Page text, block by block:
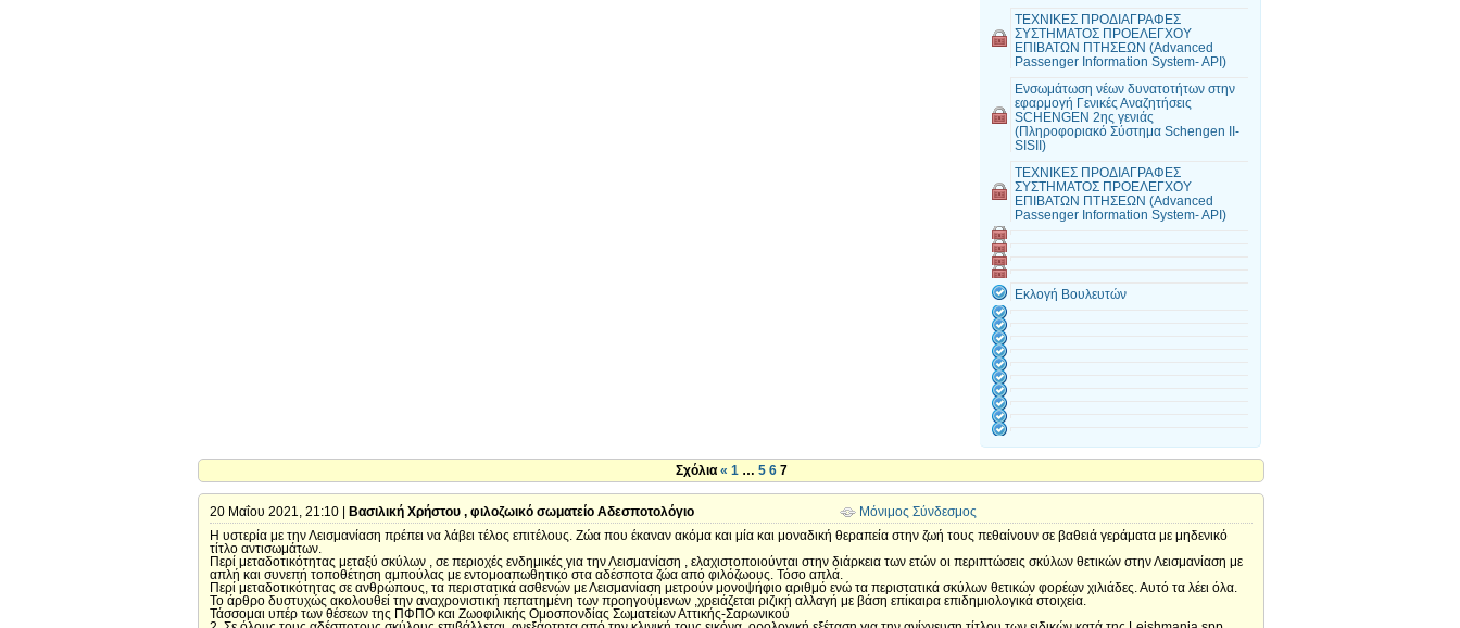
ΤΕΧΝΙΚΕΣ ΠΡΟΔΙΑΓΡΑΦΕΣ
ΣΥΣΤΗΜΑΤΟΣ ΠΡΟΕΛΕΓΧΟΥ
ΕΠΙΒΑΤΩΝ ΠΤΗΣΕΩΝ (Advanced
Passenger Information System- API)
Ενσωμάτωση νέων δυνατοτήτων στην
εφαρμογή Γενικές Αναζητήσεις
SCHENGEN 2ης γενιάς
(Πληροφοριακό Σύστημα Schengen II-
SISII)
ΤΕΧΝΙΚΕΣ ΠΡΟΔΙΑΓΡΑΦΕΣ
ΣΥΣΤΗΜΑΤΟΣ ΠΡΟΕΛΕΓΧΟΥ
ΕΠΙΒΑΤΩΝ ΠΤΗΣΕΩΝ (Advanced
Passenger Information System- API)
Εκλογή Βουλευτών
Σχόλια « 1 … 5 6 7
20 Μαΐου 2021, 21:10 | Βασιλική Χρήστου , φιλοζωικό σωματείο Αδεσποτολόγιο
Μόνιμος Σύνδεσμος
Η υστερία με την Λεισμανίαση πρέπει να λάβει τέλος επιτέλους. Ζώα που έκαναν ακόμα και μία και μοναδική θεραπεία στην ζωή τους πεθαίνουν σε βαθειά γεράματα με μηδενικό
τίτλο αντισωμάτων.
Περί μεταδοτικότητας μεταξύ σκύλων , σε περιοχές ενδημικές για την Λεισμανίαση , ελαχιστοποιούνται στην διάρκεια των ετών οι περιπτώσεις σκύλων θετικών στην Λεισμανίαση με
απλή και συνεπή τοποθέτηση αμπούλας με εντομοαπωθητικό στα αδέσποτα ζώα από φιλόζωους. Τόσο απλά.
Περί μεταδοτικότητας σε ανθρώπους, τα περιστατικά ασθενών με Λεισμανίαση μετρούν μονοψήφιο αριθμό ενώ τα περιστατικά σκύλων θετικών φορέων χιλιάδες. Αυτό τα λέει όλα.
Το άρθρο δυστυχώς ακολουθεί την αναχρονιστική πεπατημένη των προηγούμενων ,χρειάζεται ριζική αλλαγή με βάση επίκαιρα επιδημιολογικά στοιχεία.
Τάσσομαι υπέρ των θέσεων της ΠΦΠΟ και Ζωοφιλικής Ομοσπονδίας Σωματείων Αττικής-Σαρωνικού